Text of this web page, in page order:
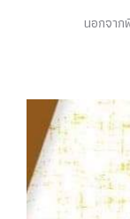
นอกจาก